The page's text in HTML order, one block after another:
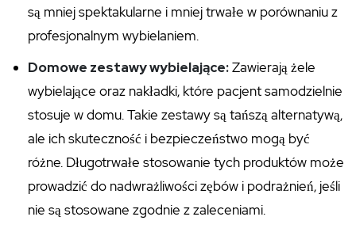
są mniej spektakularne i mniej trwałe w porównaniu z
profesjonalnym wybielaniem.
Domowe zestawy wybielające:Zawierają żele
wybielające oraz nakładki, które pacjent samodzielnie
stosuje w domu. Takie zestawy są tańszą alternatywą,
ale ich skuteczność i bezpieczeństwo mogą być
różne. Długotrwałe stosowanie tych produktów może
prowadzić do nadwrażliwości zębów i podrażnień, jeśli
nie są stosowane zgodnie z zaleceniami.